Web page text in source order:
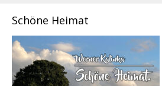
Schöne Heimat